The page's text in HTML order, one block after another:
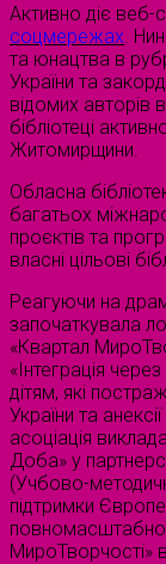
Активно діє веб-
соцмережах.
та юнацтва в
України та
відомих авторів
бібліотеці
Житомирщини.
Обласна
багатьох
проєктів та
власні цільові
Реагуючи на
започаткувала
«Квартал
«Інтеграція
дітям, які
України та
асоціація
Доба» у
(Учбово-
підтримки
повномасштабної
МироТворчості»